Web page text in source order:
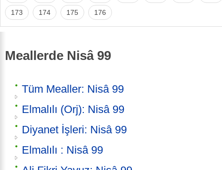
173 174 175 176
Meallerde Nisâ 99
Tüm Mealler: Nisâ 99
Elmalılı (Orj): Nisâ 99
Diyanet İşleri: Nisâ 99
Elmalılı : Nisâ 99